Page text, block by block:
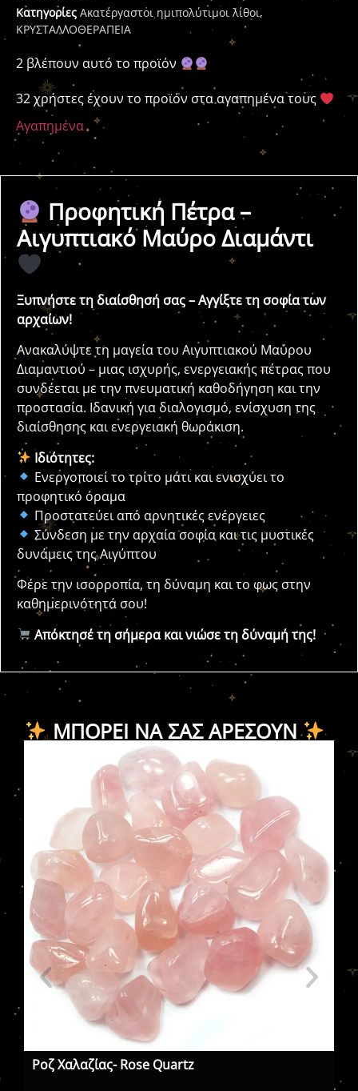
Κατηγορίες Ακατέργαστοι ημιπολύτιμοι λίθοι,
ΚΡΥΣΤΑΛΛΟΘΕΡΑΠΕΙΑ
2 βλέπουν αυτό το προϊόν
32 χρήστες έχουν το προϊόν στα αγαπημένα τους
Αγαπημένα
Προφητική Πέτρα –
Αιγυπτιακό Μαύρο Διαμάντι
Ξυπνήστε τη διαίσθησή σας – Αγγίξτε τη σοφία των
αρχαίων!
Ανακαλύψτε τη μαγεία του Αιγυπτιακού Μαύρου
Διαμαντιού – μιας ισχυρής, ενεργειακής πέτρας που
συνδέεται με την πνευματική καθοδήγηση και την
προστασία. Ιδανική για διαλογισμό, ενίσχυση της
διαίσθησης και ενεργειακή θωράκιση.
Ιδιότητες:
Ενεργοποιεί το τρίτο μάτι και ενισχύει το
προφητικό όραμα
Προστατεύει από αρνητικές ενέργειες
Σύνδεση με την αρχαία σοφία και τις μυστικές
δυνάμεις της Αιγύπτου
Φέρε την ισορροπία, τη δύναμη και το φως στην
καθημερινότητά σου!
Απόκτησέ τη σήμερα και νιώσε τη δύναμή της!
ΜΠΟΡΕΊ ΝΑ ΣΑΣ ΑΡΈΣΟΥΝ
Ροζ Χαλαζίας- Rose Quartz